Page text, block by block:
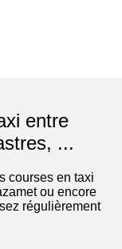
entre
...
courses en taxi
ou encore
régulièrement